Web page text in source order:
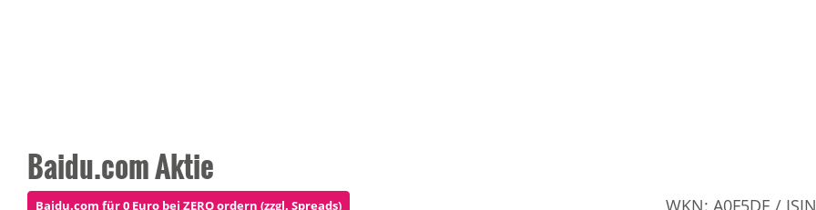
Baidu.com Aktie
Baidu.com für 0 Euro bei ZERO ordern (zzgl. Spreads) WKN: A0F5DE /